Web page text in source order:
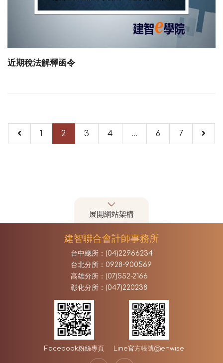
近期稅法解釋函令
1 2 3 4 ... 6 7
展開網站架構
建智聯合會計師事務所
台中總所：(04)22966234
台北分所：0928-900569
高雄分所：(07)552-2166
彰化分所：(047)220238
Facebook粉絲專頁 Line官方帳號@enwise